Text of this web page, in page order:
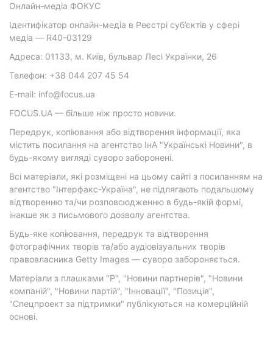
Онлайн-медіа ФОКУС
Ідентифікатор онлайн-медіа в Реєстрі суб’єктів у сфері
медіа — R40-03129
Адреса: 01133, м. Київ, бульвар Лесі Українки, 26
Телефон: +38 044 207 45 54
E-mail: info@focus.ua
FOCUS.UA — більше ніж просто новини.
Передрук, копіювання або відтворення інформації, яка
містить посилання на агентство ІнА "Українські Новини", в
будь-якому вигляді суворо заборонені.
Всі матеріали, які розміщені на цьому сайті з посиланням на
агентство "Інтерфакс-Україна", не підлягають подальшому
відтворенню та/чи розповсюдженню в будь-якій формі,
інакше як з письмового дозволу агентства.
Будь-яке копіювання, передрук та відтворення
фотографічних творів та/або аудіовізуальних творів
правовласника Getty Images — суворо забороняється.
Матеріали з плашками "Р", "Новини партнерів", "Новини
компаній", "Новини партій", "Інновації", "Позиція",
"Спецпроект за підтримки" публікуються на комерційній
основі.